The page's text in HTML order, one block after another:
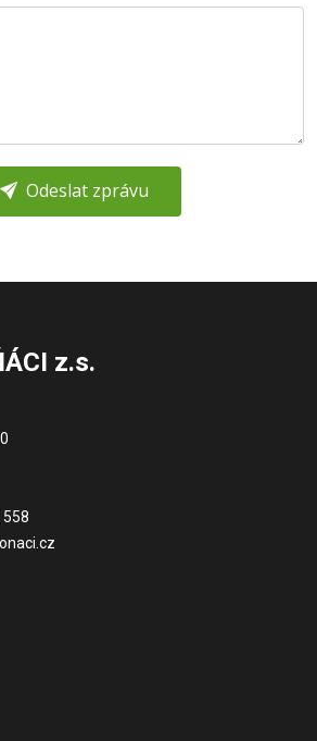
Odeslat zprávu
z.s.
558